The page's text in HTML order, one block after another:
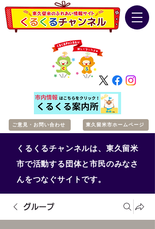
ご意見・お問い合わせ 東久留米市ホームページ
くるくるチャンネルは、東久留米
市で活動する団体と市民のみなさ
んをつなぐサイトです。
グループ